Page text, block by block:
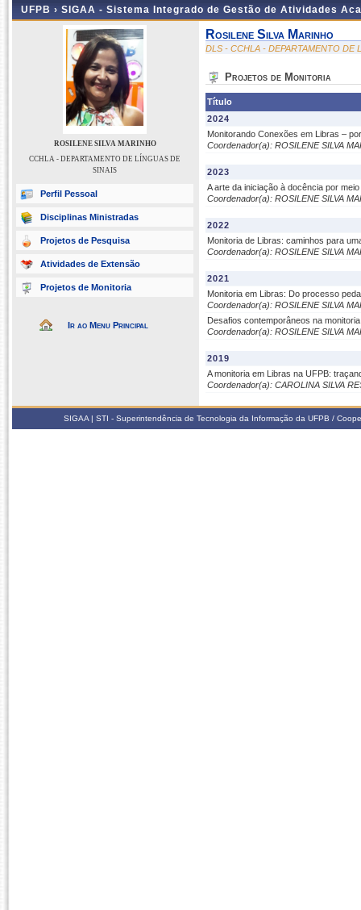
UFPB › SIGAA - Sistema Integrado de Gestão de Atividades
ROSILENE SILVA MARINHO
CCHLA - DEPARTAMENTO DE LÍNGUAS DE
SINAIS
Perfil Pessoal
Disciplinas Ministradas
Projetos de Pesquisa
Atividades de Extensão
Projetos de Monitoria
Ir ao Menu Principal
Rosilene Silva Marinho
DLS - CCHLA - DEPARTAMENTO DE
Projetos de Monitoria
Título
2024
Monitorando Conexões em Libras –
Coordenador(a): ROSILENE SILVA
2023
A arte da iniciação à docência por
Coordenador(a): ROSILENE SILVA
2022
Monitoria de Libras: caminhos para
Coordenador(a): ROSILENE SILVA
2021
Monitoria em Libras: Do processo
Coordenador(a): ROSILENE SILVA
Desafios contemporâneos na
Coordenador(a): ROSILENE SILVA
2019
A monitoria em Libras na UFPB:
Coordenador(a): CAROLINA SILVA
SIGAA | STI - Superintendência de Tecnologia da Informação da UFPB /